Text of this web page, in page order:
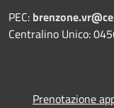
PEC:
Centralino Unico:
Prenotazione